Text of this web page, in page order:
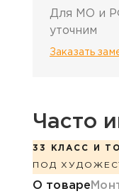
Для МО и
уточним
Заказать
Часто
33 КЛАСС И
ПОД
О товаре